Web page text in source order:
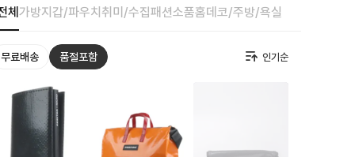
체 가방지갑/파우치 취미/수집패션소품홈데코/주방/욕실
무료배송 품절포함